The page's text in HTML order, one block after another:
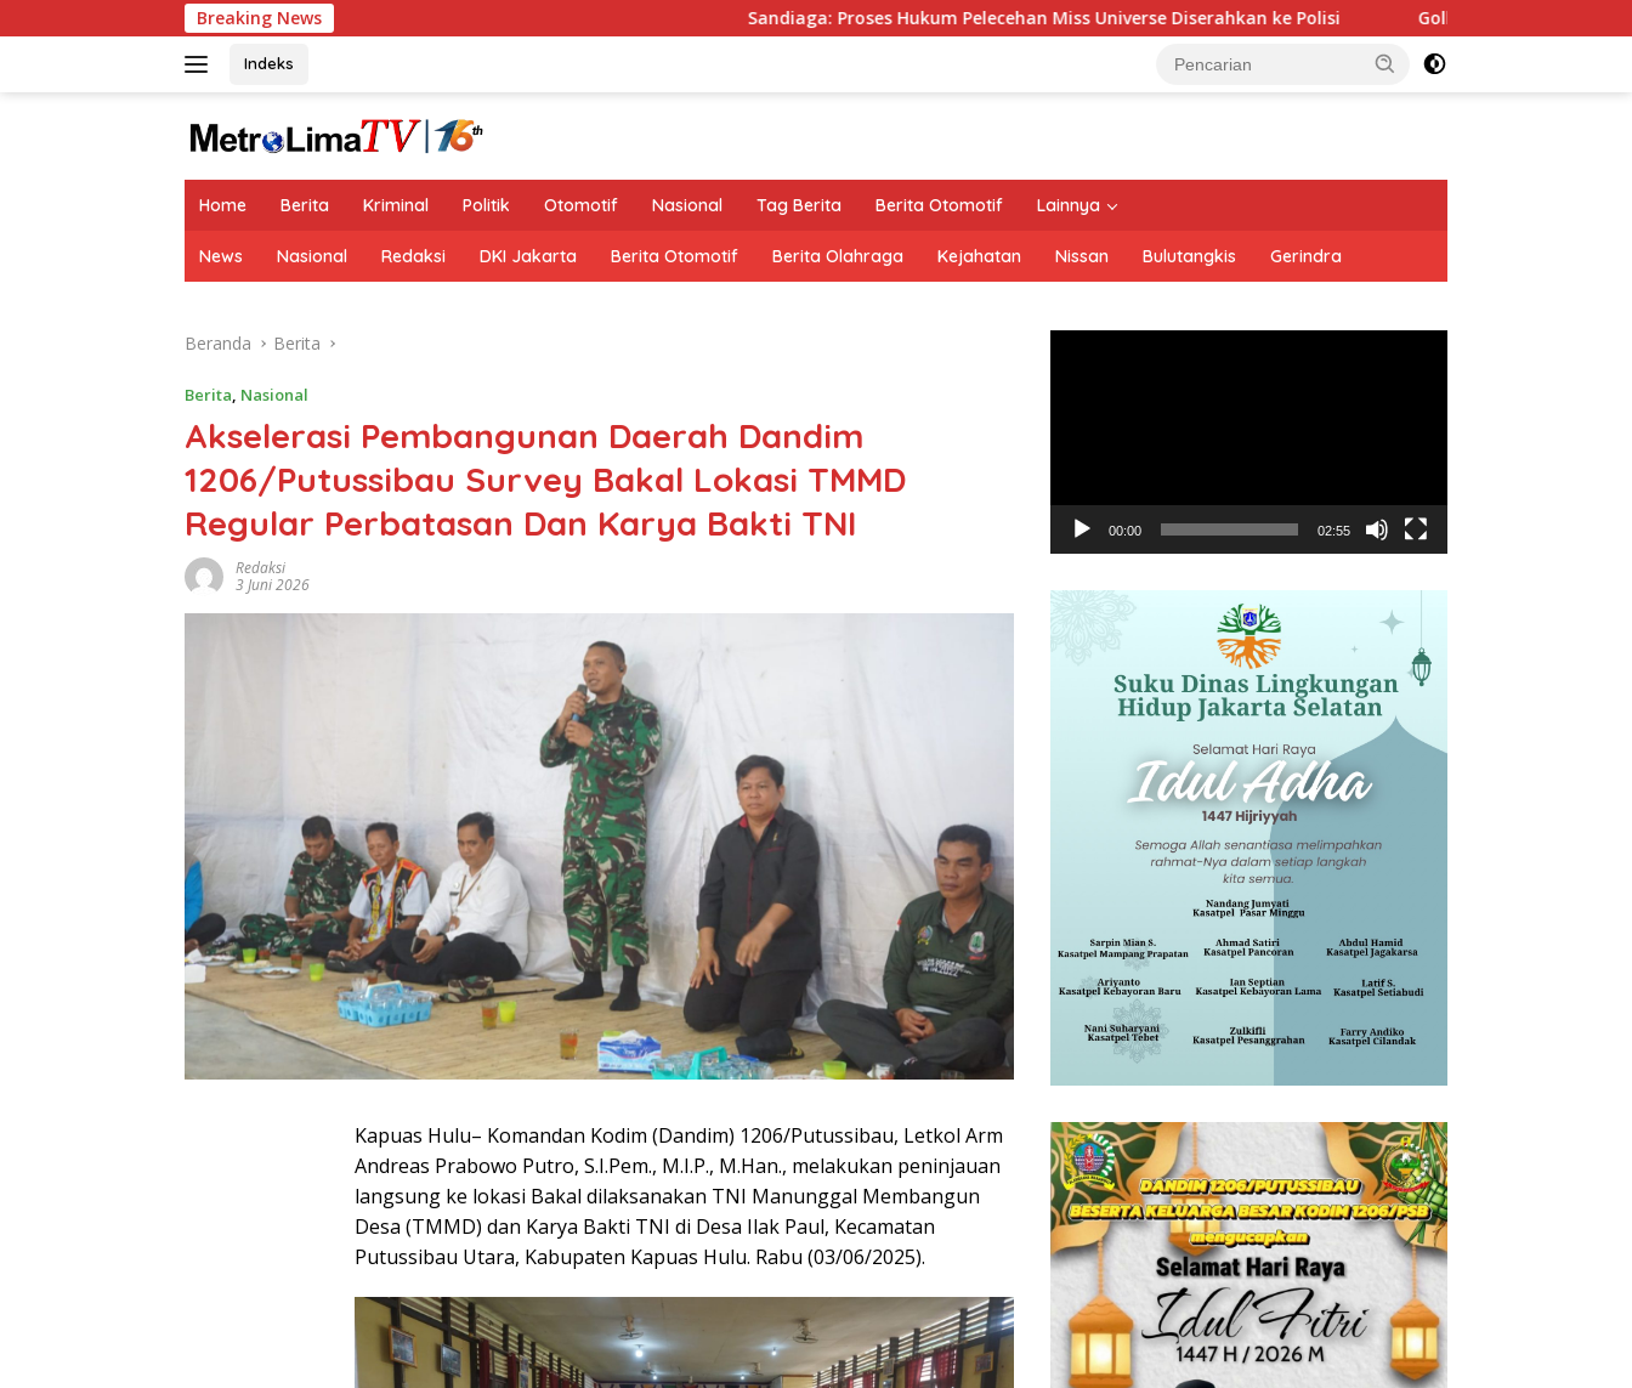
ke
Breaking News Sandiaga: Proses Hukum Pelecehan Miss Universe Diserahkan ke Polisi Golkar Resmi Dukung Prabowo Subianto di
Indeks
Home Berita Kriminal Politik Otomotif Nasional Tag Berita Berita Otomotif Lainnya
News Nasional Redaksi DKI Jakarta Berita Otomotif Berita Olahraga Kejahatan Nissan Bulutangkis Gerindra
Beranda Berita
Berita, Nasional
Akselerasi Pembangunan Daerah Dandim
1206/Putussibau Survey Bakal Lokasi TMMD
Regular Perbatasan Dan Karya Bakti TNI
Redaksi
3 Juni 2026
Kapuas Hulu– Komandan Kodim (Dandim) 1206/Putussibau, Letkol Arm
Andreas Prabowo Putro, S.I.Pem., M.I.P., M.Han., melakukan peninjauan
langsung ke lokasi Bakal dilaksanakan TNI Manunggal Membangun
Desa (TMMD) dan Karya Bakti TNI di Desa Ilak Paul, Kecamatan
Putussibau Utara, Kabupaten Kapuas Hulu. Rabu (03/06/2025).
00:00 02:55